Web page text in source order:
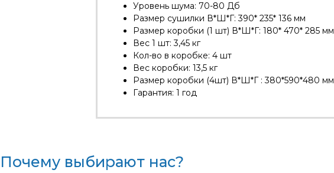
Уровень шума: 70-80 Дб
Размер сушилки В*Ш*Г: 390* 235* 136 мм
Размер коробки (1 шт) В*Ш*Г: 180* 470* 285 мм
Вес 1 шт: 3,45 кг
Кол-во в коробке: 4 шт
Вес коробки: 13,5 кг
Размер коробки (4шт) В*Ш*Г : 380*590*480 мм
Гарантия: 1 год
Почему выбирают нас?